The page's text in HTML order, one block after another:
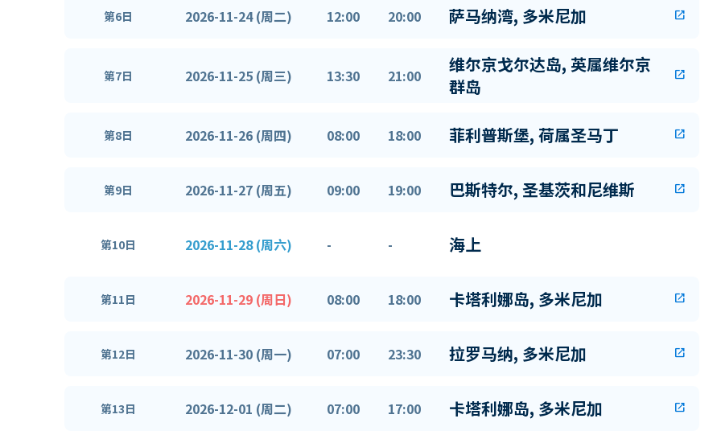
第6日 2026-11-24 (周二) 12:00 20:00 萨马纳湾, 多米尼加 open_in_new
第7日 2026-11-25 (周三) 13:30 21:00
维尔京戈尔达岛, 英属维尔京
群岛
open_in_new
第8日 2026-11-26 (周四) 08:00 18:00 菲利普斯堡, 荷属圣马丁 open_in_new
第9日 2026-11-27 (周五) 09:00 19:00 巴斯特尔, 圣基茨和尼维斯 open_in_new
第10日 2026-11-28 (周六) - - 海上
第11日 2026-11-29 (周日) 08:00 18:00 卡塔利娜岛, 多米尼加 open_in_new
第12日 2026-11-30 (周一) 07:00 23:30 拉罗马纳, 多米尼加 open_in_new
第13日 2026-12-01 (周二) 07:00 17:00 卡塔利娜岛, 多米尼加 open_in_new